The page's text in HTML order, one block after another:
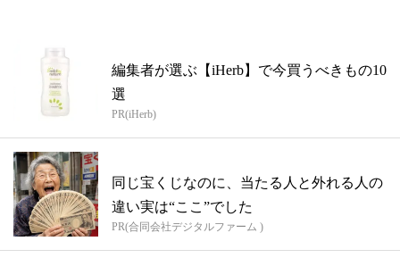
編集者が選ぶ【iHerb】で今買うべきもの10
選
PR(iHerb)
同じ宝くじなのに、当たる人と外れる人の
違い実は“ここ”でした
PR(合同会社デジタルファーム )